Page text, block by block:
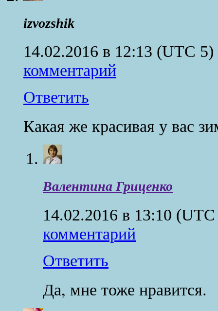
izvozshik
14.02.2016 в 12:13 (UTC 5)
комментарий
Ответить
Какая же красивая у вас
Валентина Гриценко
14.02.2016 в 13:10
комментарий
Ответить
Да, мне тоже нравится.